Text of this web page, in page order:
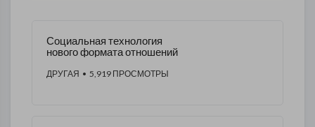
Социальная технология
нового формата отношений
ДРУГАЯ • 5,919 ПРОСМОТРЫ